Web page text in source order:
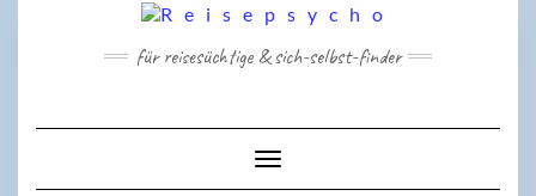
für reisesüchtige & sich-selbst-finder
Toggle Navigation